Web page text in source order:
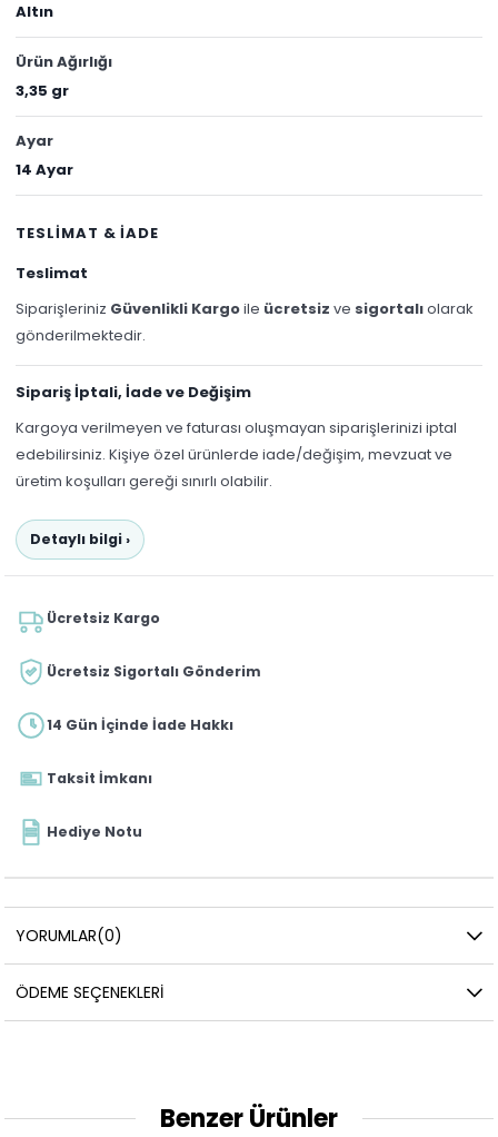
Altın
Ürün Ağırlığı
3,35 gr
Ayar
14 Ayar
TESLİMAT & İADE
Teslimat
Siparişleriniz Güvenlikli Kargoile ücretsiz ve sigortalıolarak
gönderilmektedir.
Sipariş İptali, İade ve Değişim
Kargoya verilmeyen ve faturası oluşmayan siparişlerinizi iptal
edebilirsiniz. Kişiye özel ürünlerde iade/değişim, mevzuat ve
üretim koşulları gereği sınırlı olabilir.
Detaylı bilgi ›
Ücretsiz Kargo
Ücretsiz Sigortalı Gönderim
14 Gün İçinde İade Hakkı
Taksit İmkanı
Hediye Notu
YORUMLAR(0)
ÖDEME SEÇENEKLERI
Benzer Ürünler